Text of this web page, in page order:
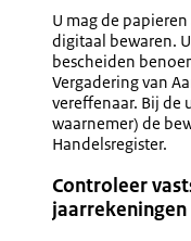
U mag de
digitaal bewaren.
bescheiden
Vergadering van
vereffenaar. Bij de
waarnemer) de
Handelsregister.
Controleer
jaarrekeningen